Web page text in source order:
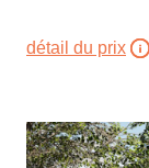
détail du prix